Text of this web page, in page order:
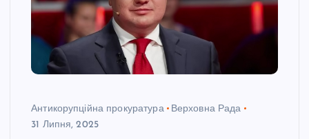
Антикорупційна прокуратура
Верховна Рада
31 Липня, 2025